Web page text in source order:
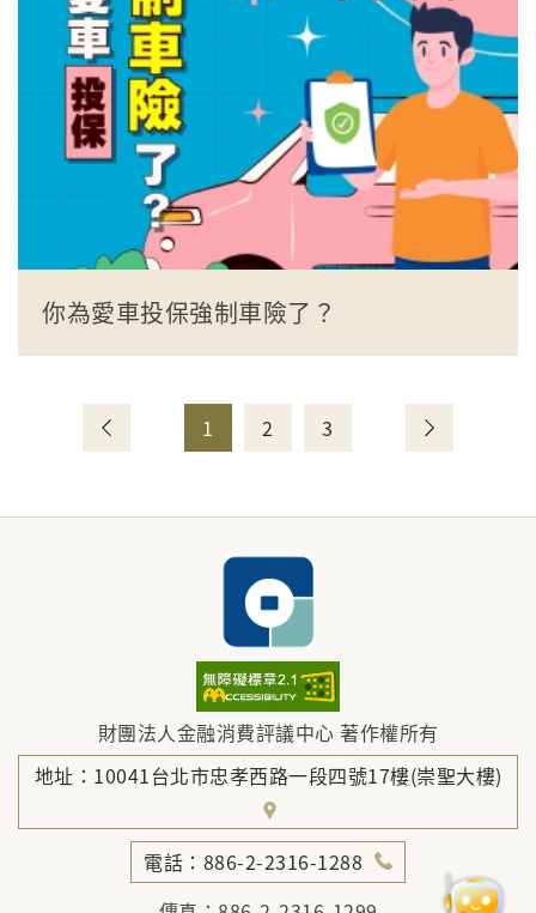
你為愛車投保強制車險了？
1 2 3
財團法人金融消費評議中心 著作權所有
地址：10041台北市忠孝西路一段四號17樓(崇聖大樓)
電話：886-2-2316-1288